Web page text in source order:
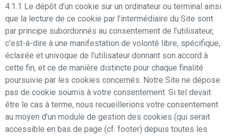
4.1.1 Le dépôt d’un cookie sur un ordinateur ou terminal ainsi
que la lecture de ce cookie par l’intermédiaire du Site sont
par principe subordonnés au consentement de l’utilisateur,
c’est-à-dire à une manifestation de volonté libre, spécifique,
éclairée et univoque de l’utilisateur donnant son accord à
cette fin, et ce de manière distincte pour chaque finalité
poursuivie par les cookies concernés. Notre Site ne dépose
pas de cookie soumis à votre consentement. Si tel devait
être le cas à terme, nous recueillerions votre consentement
au moyen d’un module de gestion des cookies (qui serait
accessible en bas de page (cf. footer) depuis toutes les